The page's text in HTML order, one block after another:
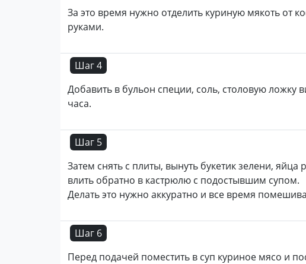
За это время нужно отделить куриную мякоть от
руками.
Шаг 4
Добавить в бульон специи, соль, столовую ложку
часа.
Шаг 5
Затем снять с плиты, вынуть букетик зелени,
влить обратно в кастрюлю с подостывшим супом.
Делать это нужно аккуратно и все время
Шаг 6
Перед подачей поместить в суп куриное мясо и